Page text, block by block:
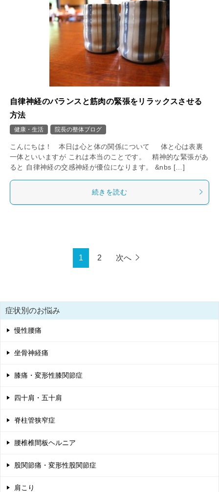
自律神経のバランスと筋肉の緊張をリラックスさせる
方法
健康・生活 院長の整体ブログ
こんにちは！ 本日は心と体の関係について 体と心は表裏
一体といいますが これは本当のことです。 精神的な緊張があ
ると 自律神経の交感神経が優位になります。 &nbs […]
続きを読む
1 2 次へ
症状別のお悩み
慢性腰痛
坐骨神経痛
膝痛・変形性膝関節症
四十肩・五十肩
脊柱管狭窄症
腰椎椎間板ヘルニア
股関節痛・変形性股関節症
肩こり